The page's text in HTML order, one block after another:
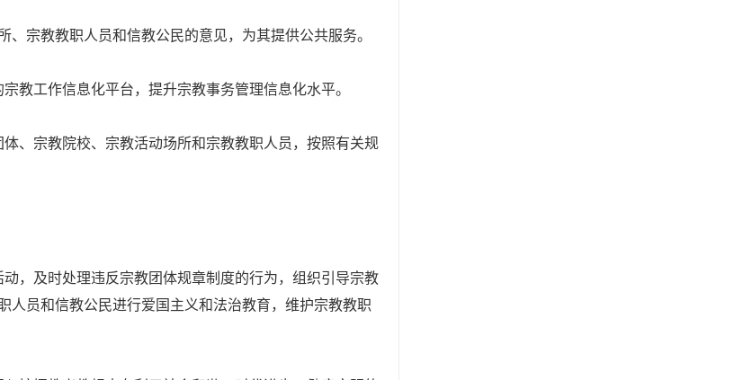
宗教教职人员和信教公民的意见，为其提供公共服务。
教工作信息化平台，提升宗教事务管理信息化水平。
、宗教院校、宗教活动场所和宗教教职人员，按照有关规
，及时处理违反宗教团体规章制度的行为，组织引导宗教
人员和信教公民进行爱国主义和法治教育，维护宗教教职